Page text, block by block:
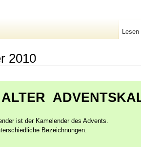
2010
ist der Kamelender des Advents.
Bezeichnungen.
Lesen